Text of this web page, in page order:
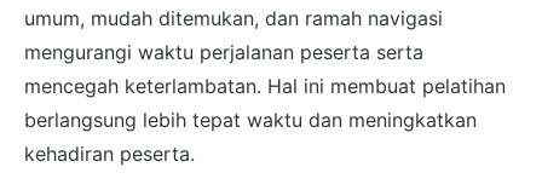
umum, mudah ditemukan, dan ramah navigasi
mengurangi waktu perjalanan peserta serta
mencegah keterlambatan. Hal ini membuat pelatihan
berlangsung lebih tepat waktu dan meningkatkan
kehadiran peserta.